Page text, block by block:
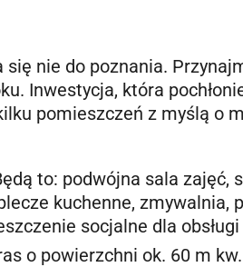
nie do poznania.
Inwestycja, która
pomieszczeń z myślą o
to: podwójna sala zajęć,
kuchenne, zmywalnia,
socjalne dla
o powierzchni ok. 60 m kw.